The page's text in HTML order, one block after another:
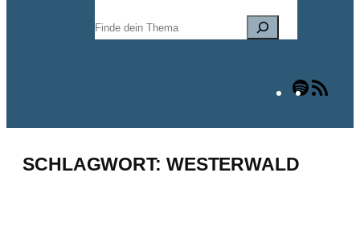
Suchen
Spotify
SCHLAGWORT: WESTERWALD